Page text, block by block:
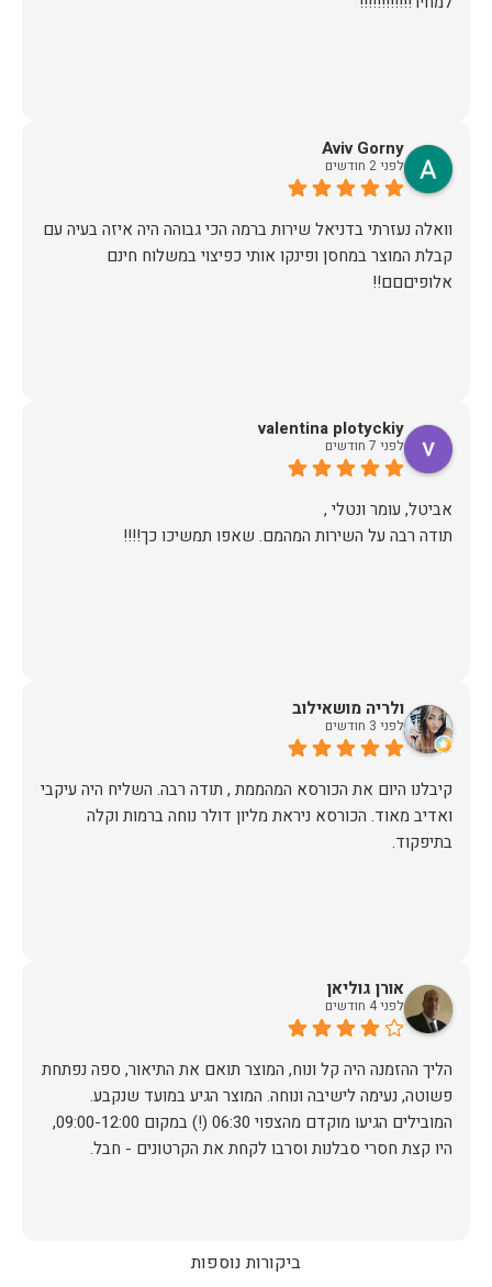
Aviv Gorny
לפני 2 חודשים
וואלה נעזרתי בדניאל שירות ברמה הכי גבוהה היה איזה בעיה עם
קבלת המוצר במחסן ופינקו אותי כפיצוי במשלוח חינם
אלופיםםם!!
valentina plotyckiy
לפני 7 חודשים
תודה רבה על השירות המהמם. שאפו תמשיכו כך!!!!
ולריה מושאילוב
לפני 3 חודשים
קיבלנו היום את הכורסא המהממת , תודה רבה. השליח היה עיקבי
ואדיב מאוד. הכורסא ניראת מליון דולר נוחה ברמות וקלה
בתיפקוד.
אורן גוליאן
לפני 4 חודשים
הליך ההזמנה היה קל ונוח, המוצר תואם את התיאור, ספה נפתחת
פשוטה, נעימה לישיבה ונוחה. המוצר הגיע במועד שנקבע.
המובילים הגיעו מוקדם מהצפוי 06:30 (!) במקום 09:00-12:00,
היו קצת חסרי סבלנות וסרבו לקחת את הקרטונים - חבל.
ביקורות נוספות